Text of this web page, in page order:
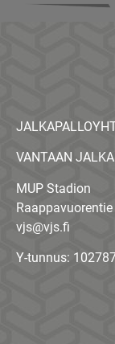
VANTAAN
MUP Stadion
vjs@vjs.fi
Y-tunnus: